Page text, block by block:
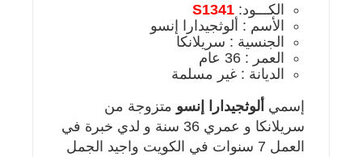
الكـــود: S1341
الأسم : ألوثجيدارا إنسو
الجنسية : سريلانكا
العمر : 36 عام
الديانة : غير مسلمة
إسمي ألوثجيدارا إنسو متزوجة من
سريلانكا و عمري 36 سنة و لدي خبرة في
العمل 7 سنوات في الكويت واجيد الجمل